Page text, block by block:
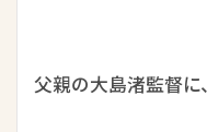
父親の大島渚監督に